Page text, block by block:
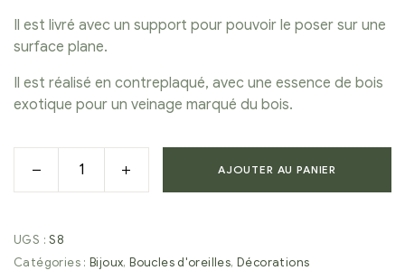
Il est livré avec un support pour pouvoir le poser sur une
surface plane.
Il est réalisé en contreplaqué, avec une essence de bois
exotique pour un veinage marqué du bois.
AJOUTER AU PANIER
UGS :S8
Catégories :Bijoux,Boucles d'oreilles,Décorations